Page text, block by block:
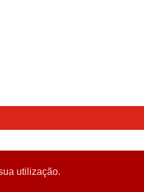
utilização.